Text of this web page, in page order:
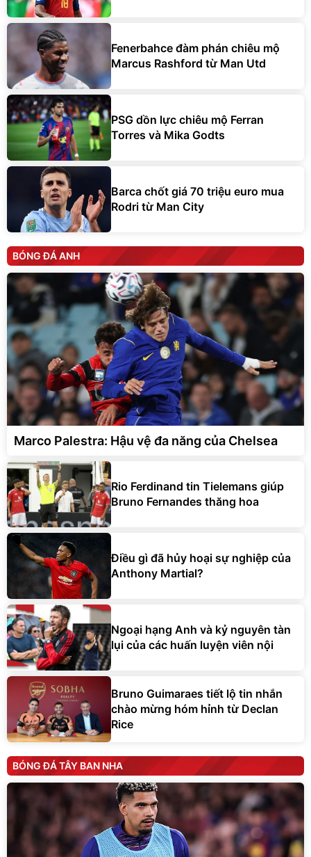
Fenerbahce đàm phán chiêu mộ
Marcus Rashford từ Man Utd
PSG dồn lực chiêu mộ Ferran
Torres và Mika Godts
Barca chốt giá 70 triệu euro mua
Rodri từ Man City
BÓNG ĐÁ ANH
Marco Palestra: Hậu vệ đa năng của Chelsea
Rio Ferdinand tin Tielemans giúp
Bruno Fernandes thăng hoa
Điều gì đã hủy hoại sự nghiệp của
Anthony Martial?
Ngoại hạng Anh và kỷ nguyên tàn
lụi của các huấn luyện viên nội
Bruno Guimaraes tiết lộ tin nhắn
chào mừng hóm hỉnh từ Declan
Rice
BÓNG ĐÁ TÂY BAN NHA